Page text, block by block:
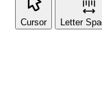
Cursor Letter